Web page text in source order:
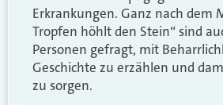
Erkrankungen. Ganz nach dem
Tropfen höhlt den Stein“ sind
Personen gefragt, mit
Geschichte zu erzählen und
zu sorgen.